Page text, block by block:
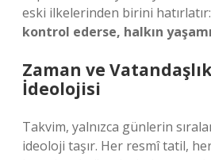
eski ilkelerinden birini hatırlatır:
kontrol ederse, halkın
Zaman ve
İdeolojisi
Takvim, yalnızca günlerin
ideoloji taşır. Her resmî tatil, her